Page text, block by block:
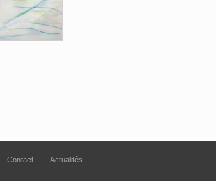
Contact Actualités